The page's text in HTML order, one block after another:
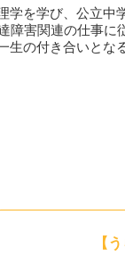
伴走し、共に考え
うまくいかなかっ
さんのご相談を
いただかなくて
あなたの気持ち
学を学び、公立中
障害関連の仕事
生の付き合いとな
【